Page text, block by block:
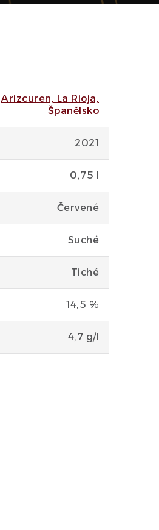
Arizcuren, La Rioja,
Španělsko
2021
0,75 l
Červené
Suché
Tiché
14,5 %
4,7 g/l